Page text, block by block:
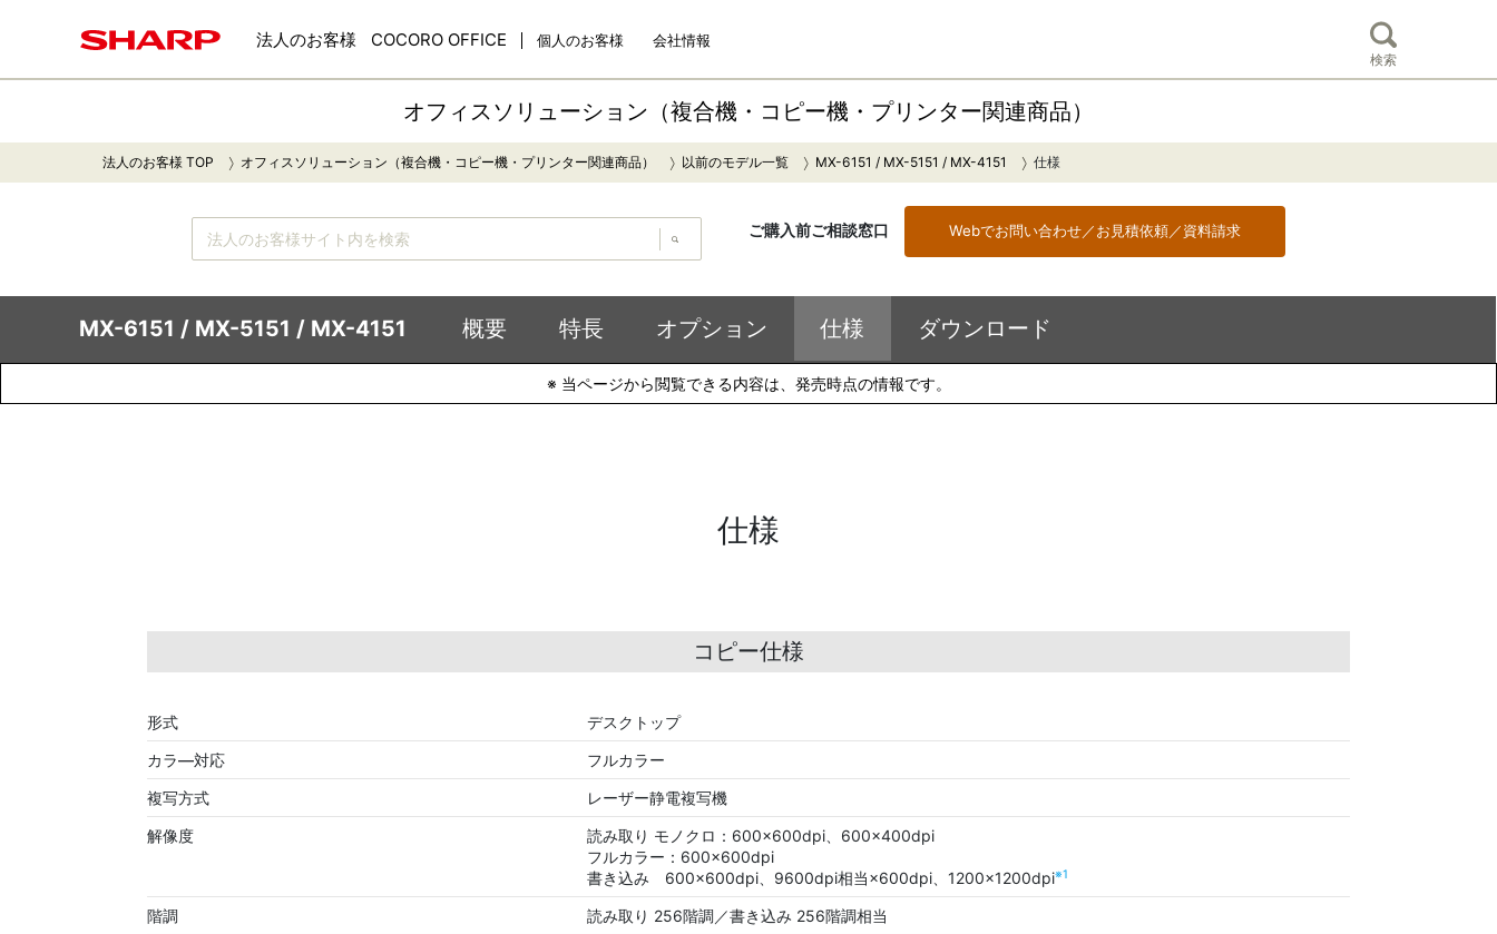
法人のお客様 COCORO OFFICE 個人のお客様
会社情報
検索
オフィスソリューション（複合機・コピー機・プリンター関連商品）
法人のお客様 TOP オフィスソリューション（複合機・コピー機・プリンター関連商品） 以前のモデル一覧 MX-6151 / MX-5151 / MX-4151 仕様
ご購入前ご相談窓口 Webでお問い合わせ／お見積依頼／資料請求
MX-6151 / MX-5151 / MX-4151 概要 特長 オプション 仕様 ダウンロード
※ 当ページから閲覧できる内容は、発売時点の情報です。
仕様
コピー仕様
形式
デスクトップ
カラ―対応
フルカラー
複写方式
レーザー静電複写機
解像度
読み取り モノクロ：600×600dpi、600×400dpi
フルカラー：600×600dpi
書き込み 600×600dpi、9600dpi相当×600dpi、1200×1200dpi※1
階調
読み取り 256階調／書き込み 256階調相当